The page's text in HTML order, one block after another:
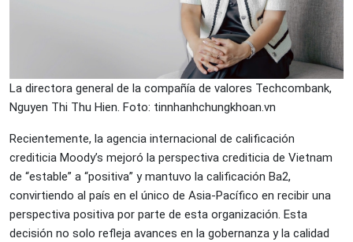
La directora general de la compañía de valores Techcombank,
Nguyen Thi Thu Hien. Foto: tinnhanhchungkhoan.vn
Recientemente, la agencia internacional de calificación
crediticia Moody’s mejoró la perspectiva crediticia de Vietnam
de “estable” a “positiva” y mantuvo la calificación Ba2,
convirtiendo al país en el único de Asia-Pacífico en recibir una
perspectiva positiva por parte de esta organización. Esta
decisión no solo refleja avances en la gobernanza y la calidad